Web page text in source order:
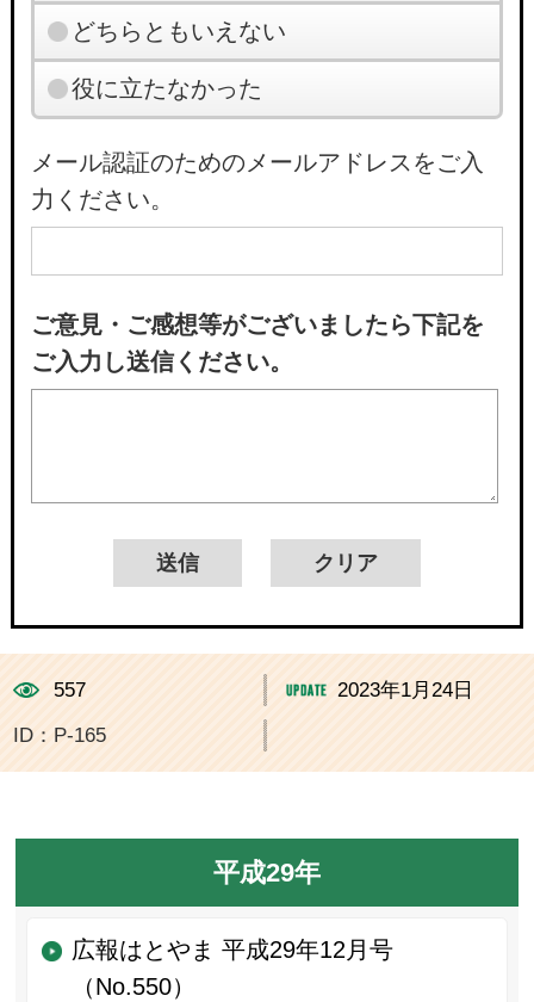
どちらともいえない
役に立たなかった
メール認証のためのメールアドレスをご入
力ください。
ご意見・ご感想等がございましたら下記を
ご入力し送信ください。
557 2023年1月24日
ID：P-165
平成29年
広報はとやま 平成29年12月号
（No.550）